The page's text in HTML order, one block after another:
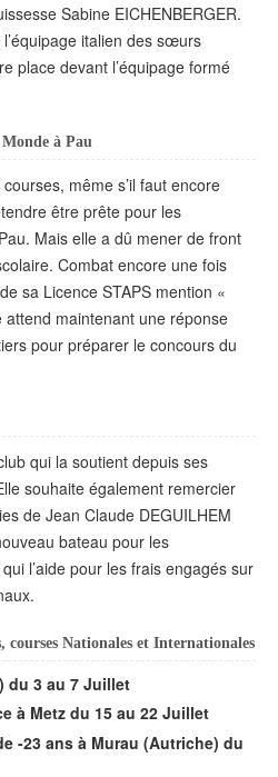
Sabine EICHENBERGER.
italien des sœurs
place devant l’équipage formé
à Pau
même s’il faut encore
être prête pour les
Mais elle a dû mener de front
Combat encore une fois
sa Licence STAPS mention «
attend maintenant une réponse
pour préparer le concours du
qui la soutient depuis ses
souhaite également remercier
de Jean Claude DEGUILHEM
bateau pour les
l’aide pour les frais engagés sur
courses Nationales et Internationales
du 3 au 7 Juillet
à Metz du 15 au 22 Juillet
-23 ans à Murau (Autriche) du